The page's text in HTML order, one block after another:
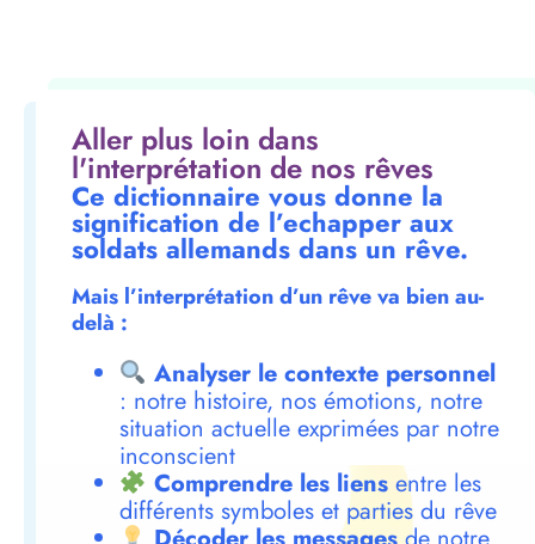
Aller plus loin dans
l'interprétation de nos rêves
Ce dictionnaire vous donne la
signification de l’echapper aux
soldats allemands dans un rêve.
Mais l’interprétation d’un rêve va bien au-
delà :
Analyser le contexte personnel
: notre histoire, nos émotions, notre
situation actuelle exprimées par notre
inconscient
Comprendre les liensentre les
différents symboles et parties du rêve